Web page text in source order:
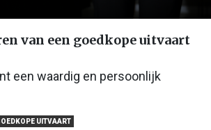
van een goedkope uitvaart
een waardig en persoonlijk
UITVAART